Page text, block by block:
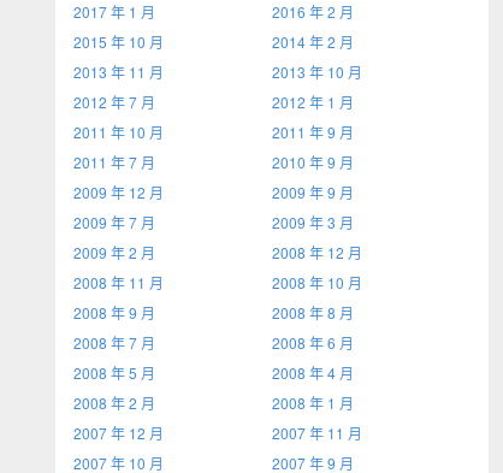
2017 年 1 月
2016 年 2 月
2015 年 10 月
2014 年 2 月
2013 年 11 月
2013 年 10 月
2012 年 7 月
2012 年 1 月
2011 年 10 月
2011 年 9 月
2011 年 7 月
2010 年 9 月
2009 年 12 月
2009 年 9 月
2009 年 7 月
2009 年 3 月
2009 年 2 月
2008 年 12 月
2008 年 11 月
2008 年 10 月
2008 年 9 月
2008 年 8 月
2008 年 7 月
2008 年 6 月
2008 年 5 月
2008 年 4 月
2008 年 2 月
2008 年 1 月
2007 年 12 月
2007 年 11 月
2007 年 10 月
2007 年 9 月